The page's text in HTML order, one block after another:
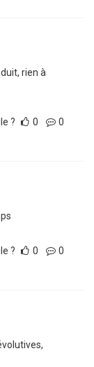
rien à
? 0 0
? 0 0